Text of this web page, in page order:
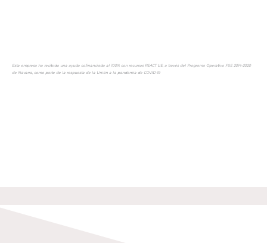
Esta empresa ha recibido una ayuda cofinanciada al 100% con recursos REACT UE, a través del Programa Operativo FSE 2014-2020
de Navarra, como parte de la respuesta de la Unión a la pandemia de COVID-19